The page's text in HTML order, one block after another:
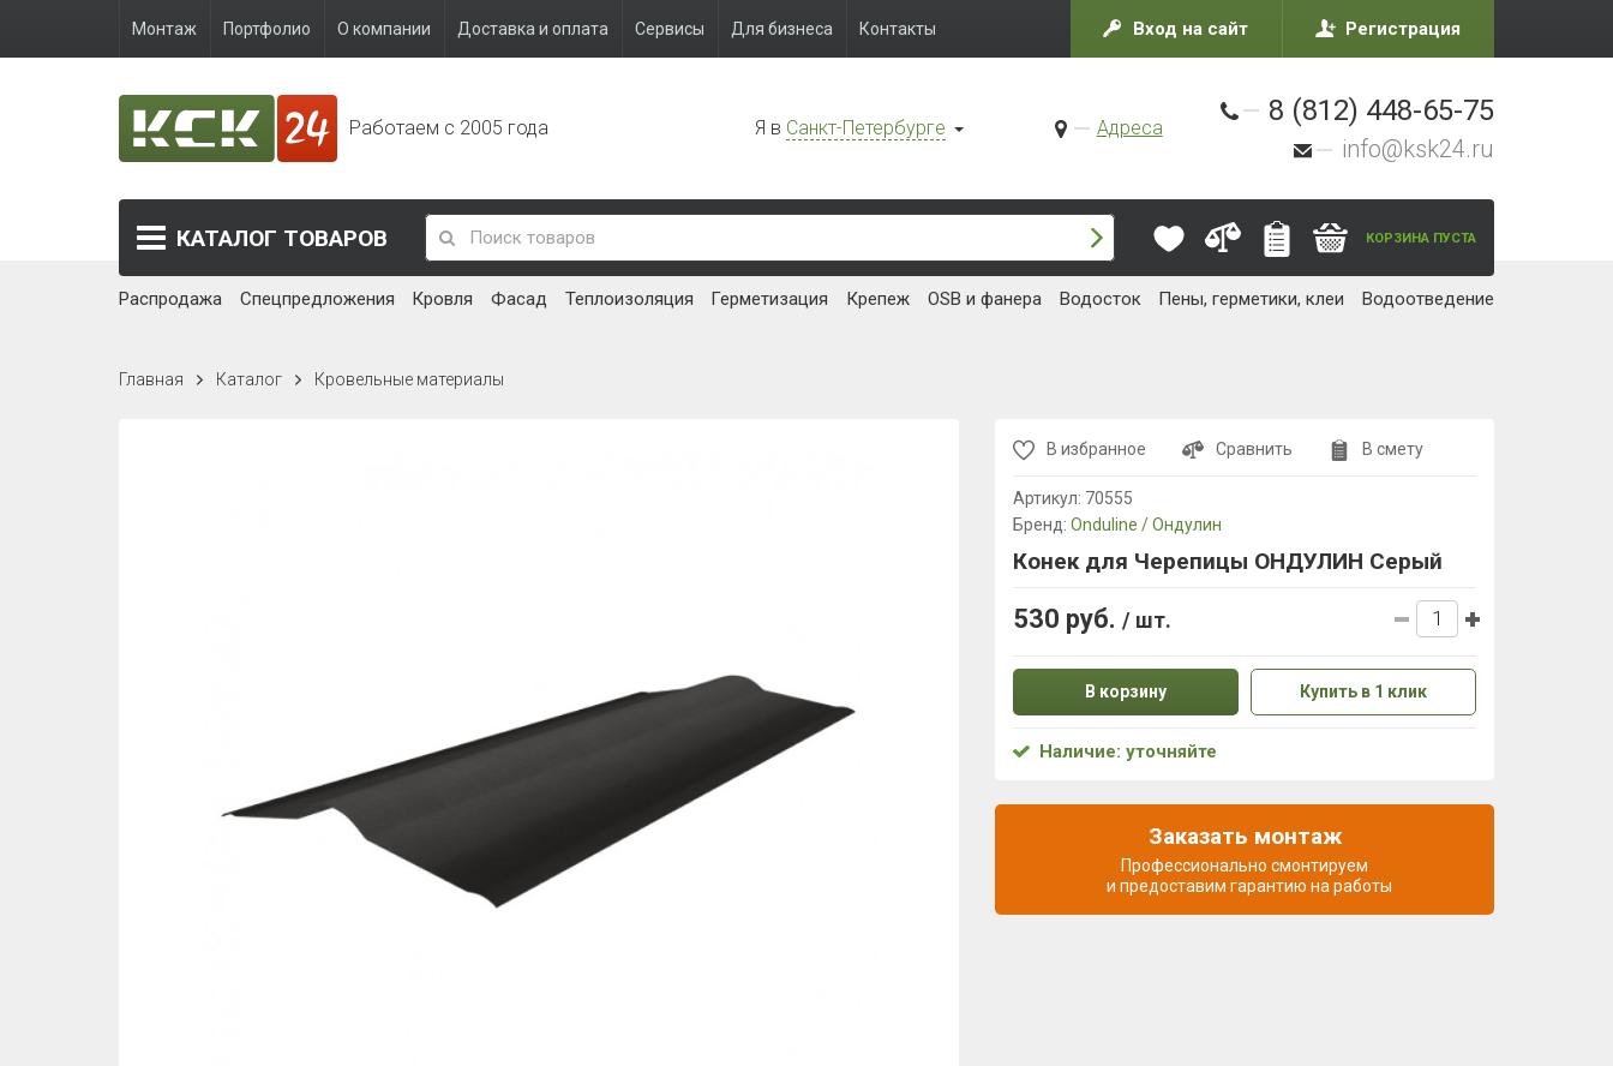
Монтаж Портфолио О компании Доставка и оплата Сервисы Для бизнеса Контакты Вход на сайт Регистрация
Работаем с 2005 года Я в Санкт-Петербурге Адреса
8 (812) 448-65-75
info@ksk24.ru
КАТАЛОГ ТОВАРОВ КОРЗИНА ПУСТА
Распродажа Спецпредложения Кровля Фасад Теплоизоляция Герметизация Крепеж OSB и фанера Водосток Пены, герметики, клеи Водоотведение
Главная Каталог Кровельные материалы
В избранное Сравнить В смету
Артикул: 70555
Бренд: Onduline / Ондулин
Конек для Черепицы ОНДУЛИН Серый
530 руб. / шт.
В корзину Купить в 1 клик
Наличие: уточняйте
Заказать монтаж
Профессионально смонтируем
и предоставим гарантию на работы